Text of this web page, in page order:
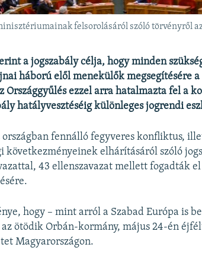
felsorolásáról szóló törvényről
a jogszabály célja, hogy minden
háború elől menekülők megsegítésére a
Országgyűlés ezzel arra hatalmazta fel a
hatályvesztéséig különleges jogrendi
országban fennálló fegyveres konfliktus,
következményeinek elhárításáról szóló
43 ellenszavazat mellett fogadták
hogy – mint arról a Szabad Európa is
ötödik Orbán-kormány, május 24-én
Magyarországon.